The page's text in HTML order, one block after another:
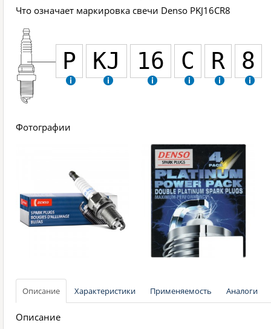
Что означает маркировка свечи Denso PKJ16CR8
P KJ 16 C R 8
Фотографии
Описание Характеристики Применяемость Аналоги
Описание